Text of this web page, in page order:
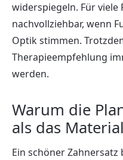
widerspiegeln. Für
nachvollziehbar, wenn
Optik stimmen.
Therapieempfehlung
werden.
Warum die
als das
Ein schöner